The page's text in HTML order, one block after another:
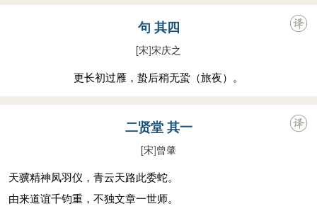
句 其四
[宋]宋庆之
更长初过雁，蛰后稍无蛩（旅夜）。
二贤堂 其一
[宋]曾肇
天骥精神凤羽仪，青云天路此委蛇。
由来道谊千钧重，不独文章一世师。